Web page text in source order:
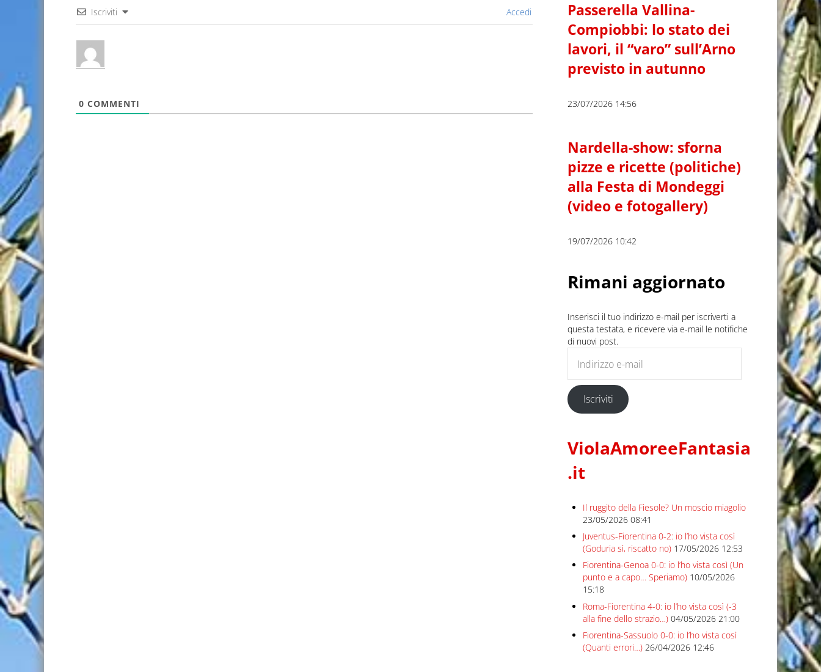
Iscriviti Accedi
0 COMMENTI
Passerella Vallina-
Compiobbi: lo stato dei
lavori, il “varo” sull’Arno
previsto in autunno
23/07/2026 14:56
Nardella-show: sforna
pizze e ricette (politiche)
alla Festa di Mondeggi
(video e fotogallery)
19/07/2026 10:42
Rimani aggiornato
Inserisci il tuo indirizzo e-mail per iscriverti a
questa testata, e ricevere via e-mail le notifiche
di nuovi post.
Iscriviti
ViolaAmoreeFantasia
.it
Il ruggito della Fiesole? Un moscio miagolio
23/05/2026 08:41
Juventus-Fiorentina 0-2: io l’ho vista così
(Goduria sì, riscatto no) 17/05/2026 12:53
Fiorentina-Genoa 0-0: io l’ho vista così (Un
punto e a capo… Speriamo) 10/05/2026
15:18
Roma-Fiorentina 4-0: io l’ho vista così (-3
alla fine dello strazio…) 04/05/2026 21:00
Fiorentina-Sassuolo 0-0: io l’ho vista così
(Quanti errori…) 26/04/2026 12:46